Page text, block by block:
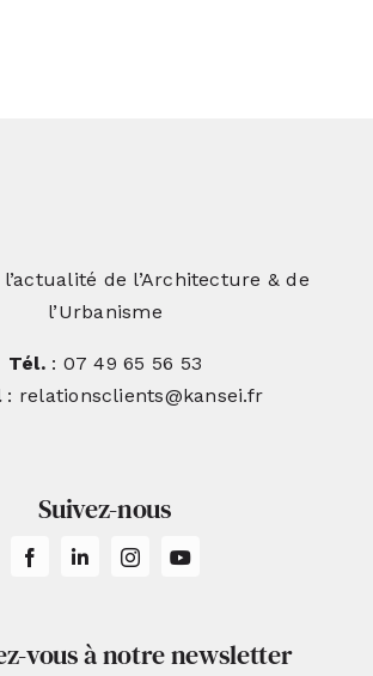
l’actualité de l’Architecture & de
l’Urbanisme
Tél.: 07 49 65 56 53
: relationsclients@kansei.fr
Suivez-nous
vous à notre newsletter